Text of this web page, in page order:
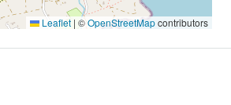
Leaflet | ©OpenStreetMapcontributors